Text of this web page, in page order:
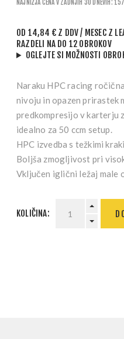
NAJNIŽJA CENA V ZADNJIH 30 DNEVIH:
OD 14,84 € Z DDV/ MESEC Z
RAZDELI NA DO 12 OBROKOV
OGLEJTE SI MOŽNOSTI
Naraku HPC racing
nivoju in opazen prirastek
predkompresijo v karterju
idealno za 50 ccm setup.
HPC izvedba s težkimi kraki
Boljša zmogljivost pri
Vključen iglični ležaj male
KOLIČINA: